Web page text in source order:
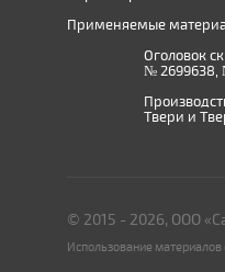
Применяемые
Оголовок
№ 2699638,
Твери и
© 2015 - 2026, ООО
Использование